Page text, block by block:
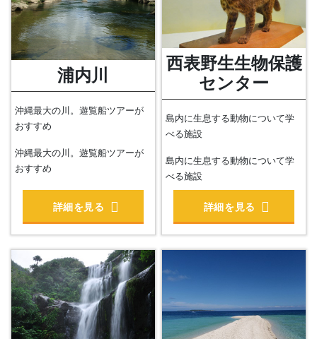
浦内川
沖縄最大の川。遊覧船ツアーが
おすすめ
沖縄最大の川。遊覧船ツアーが
おすすめ
詳細を見る
西表野生生物保護
センター
島内に生息する動物について学
べる施設
島内に生息する動物について学
べる施設
詳細を見る